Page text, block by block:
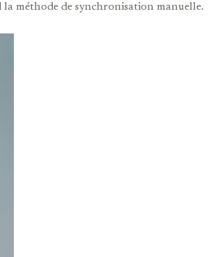
la méthode de synchronisation manuelle.